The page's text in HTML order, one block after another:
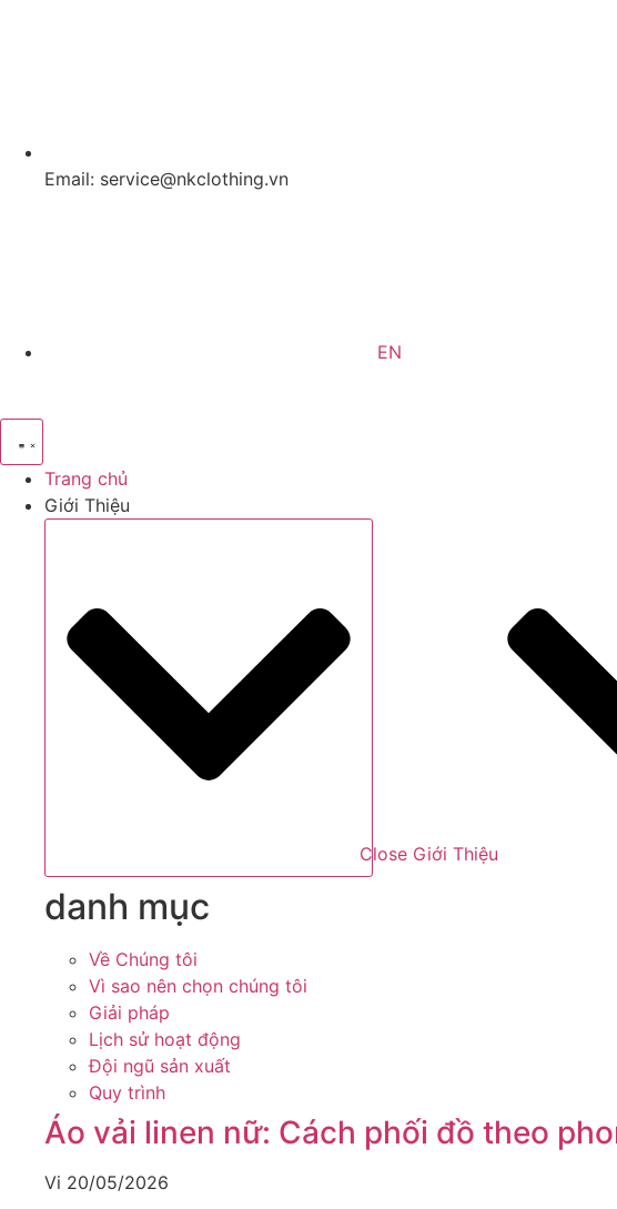
Email: service@nkclothing.vn
EN
Trang chủ
Giới Thiệu
Close Giới Thiệu
danh mục
Về Chúng tôi
Vì sao nên chọn chúng tôi
Giải pháp
Lịch sử hoạt động
Đội ngũ sản xuất
Quy trình
Áo vải linen nữ: Cách phối đồ theo
Vi 20/05/2026